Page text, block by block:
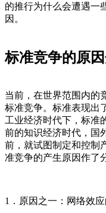
的推行为什么会遭遇一
因。
标准竞争的原
当前，在世界范围内的
标准竞争。标准表现出
工业经济时代下，标准
前的知识经济时代，国
前，就试图制定和控制
准竞争的产生原因作了
1．原因之一：网络效